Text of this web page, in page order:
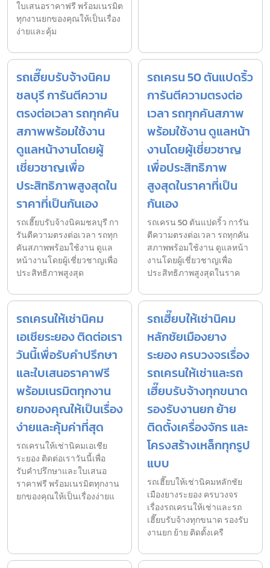
ใบเสนอราคาฟรี พร้อมเนรมิต
ทุกงานยกของคุณให้เป็นเรื่อง
ง่ายและคุ้ม
รถเฮี๊ยบรับจ้างนิคม
ชลบุรี การันตีความ
ตรงต่อเวลา รถทุกคัน
สภาพพร้อมใช้งาน
ดูแลหน้างานโดยผู้
เชี่ยวชาญเพื่อ
ประสิทธิภาพสูงสุดใน
ราคาที่เป็นกันเอง
รถเฮี๊ยบรับจ้างนิคมชลบุรี กา
รันตีความตรงต่อเวลา รถทุก
คันสภาพพร้อมใช้งาน ดูแล
หน้างานโดยผู้เชี่ยวชาญเพื่อ
ประสิทธิภาพสูงสุด
รถเครน 50 ตันแปดริ้ว
การันตีความตรงต่อ
เวลา รถทุกคันสภาพ
พร้อมใช้งาน ดูแลหน้า
งานโดยผู้เชี่ยวชาญ
เพื่อประสิทธิภาพ
สูงสุดในราคาที่เป็น
กันเอง
รถเครน 50 ตันแปดริ้ว การัน
ตีความตรงต่อเวลา รถทุกคัน
สภาพพร้อมใช้งาน ดูแลหน้า
งานโดยผู้เชี่ยวชาญเพื่อ
ประสิทธิภาพสูงสุดในราค
รถเครนให้เช่านิคม
เอเชียระยอง ติดต่อเรา
วันนี้เพื่อรับคำปรึกษา
และใบเสนอราคาฟรี
พร้อมเนรมิตทุกงาน
ยกของคุณให้เป็นเรื่อง
ง่ายและคุ้มค่าที่สุด
รถเครนให้เช่านิคมเอเชีย
ระยอง ติดต่อเราวันนี้เพื่อ
รับคำปรึกษาและใบเสนอ
ราคาฟรี พร้อมเนรมิตทุกงาน
ยกของคุณให้เป็นเรื่องง่ายแ
รถเฮี๊ยบให้เช่านิคม
หลักชัยเมืองยาง
ระยอง ครบวงจรเรื่อง
รถเครนให้เช่าและรถ
เฮี๊ยบรับจ้างทุกขนาด
รองรับงานยก ย้าย
ติดตั้งเครื่องจักร และ
โครงสร้างเหล็กทุกรูป
แบบ
รถเฮี๊ยบให้เช่านิคมหลักชัย
เมืองยางระยอง ครบวงจร
เรื่องรถเครนให้เช่าและรถ
เฮี๊ยบรับจ้างทุกขนาด รองรับ
งานยก ย้าย ติดตั้งเครื